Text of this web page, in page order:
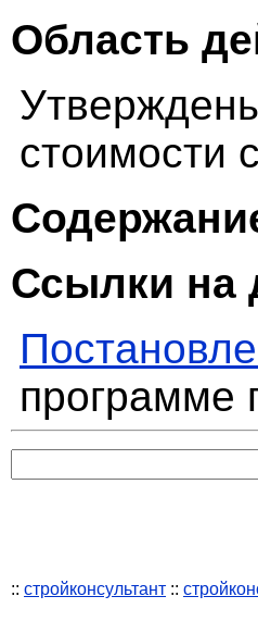
Область
стоимости
Ссылки на
программе
:: стройконсультант ::